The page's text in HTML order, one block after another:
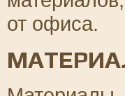
от офиса.